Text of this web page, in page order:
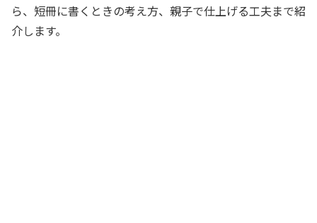
ら、短冊に書くときの考え方、親子で仕上げる工夫まで紹
介します。